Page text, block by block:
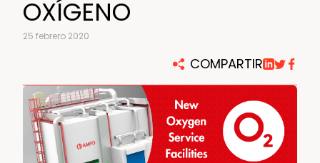
OXÍGENO
25 febrero 2020
COMPARTIR